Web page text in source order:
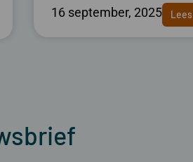
16 september, 2025